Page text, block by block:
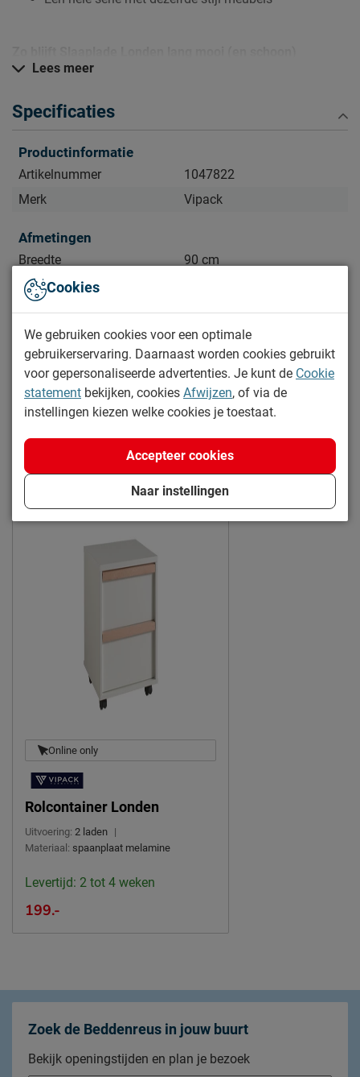
Kijk bij het kopje ‘Goed om te weten’ om alle tips & tricks te
Lees meer
Specificaties
Productinformatie
Artikelnummer
1047822
Merk
Vipack
Afmetingen
Breedte
90 cm
Buitenmaat (BxL)
Lengte
190 cm
Hoogte
18 cm
Diepte
190 cm
Kenmerken
Kleur antraciet
Materiaal
Goed om te weten
Meer van de serie Londen
Online only
Rolcontainer Londen
Uitvoering: 2 laden |
Materiaal: spaanplaat melamine
Levertijd: 2 tot 4 weken
199.-
Zoek de Beddenreus in jouw buurt
Bekijk openingstijden en plan je bezoek
Cookies
We gebruiken cookies voor een optimale
gebruikerservaring. Daarnaast worden cookies gebruikt
voor gepersonaliseerde advertenties. Je kunt de Cookie
statement bekijken, cookies Afwijzen, of via de
instellingen kiezen welke cookies je toestaat.
Naar instellingen
Accepteer cookies